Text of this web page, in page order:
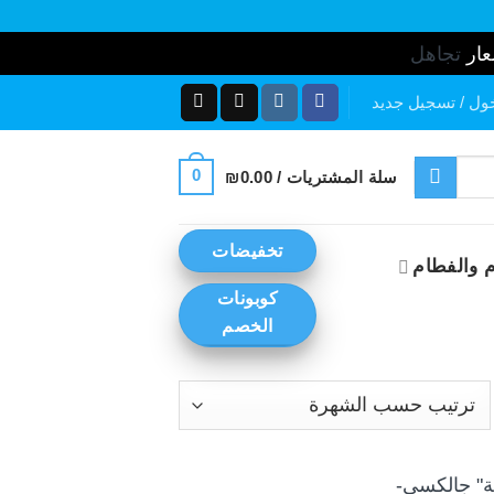
تجاهل
/ تسجيل جديد
سلة المشتريات / ₪0.00
0
والفطام
تخفيضات
كوبونات
الخصم